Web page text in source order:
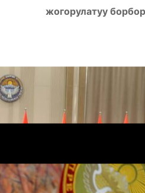
жогорулатуу
ГЕНДЕРДИК
ЗОМБУЛУКТАН КОРГОО